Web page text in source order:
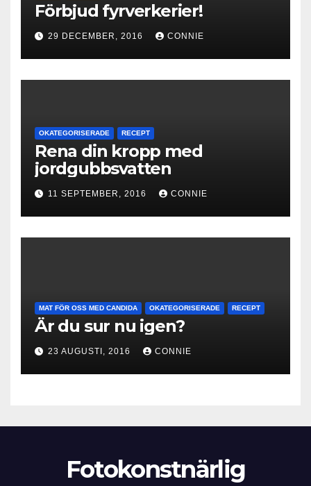
Förbjud fyrverkerier!
29 DECEMBER, 2016 CONNIE
OKATEGORISERADE RECEPT
Rena din kropp med
jordgubbsvatten
11 SEPTEMBER, 2016 CONNIE
MAT FÖR OSS MED CANDIDA OKATEGORISERADE RECEPT
Är du sur nu igen?
23 AUGUSTI, 2016 CONNIE
Fotokonstnärlig